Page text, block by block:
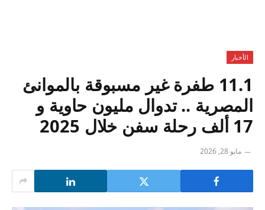
الأخبار
11.1 طفرة غير مسبوقة بالموانئ
المصرية .. تدوال مليون حاوية و
17 ألف رحلة سفن خلال 2025
مايو 28, 2026